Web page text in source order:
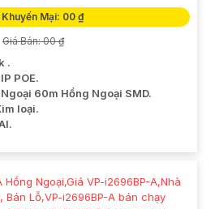
Khuyến Mại: 00 ₫
Giá Bán: 00 ₫
.
IP POE.
60m Hồng Ngoại SMD.
loại.